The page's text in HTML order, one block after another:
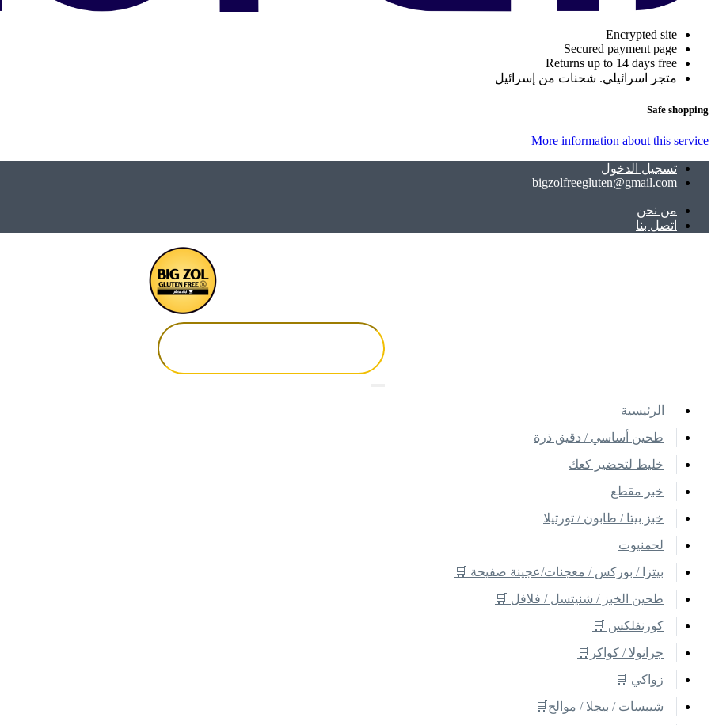
Encrypted site
Secured payment page
Returns up to 14 days free
متجر اسرائيلي. شحنات من إسرائيل
Safe shopping
More information about this service
تسجيل الدخول
bigzolfreegluten@gmail.com
ﻣﻦ ﻧﺤﻦ
اتصل بنا
اﻟﺮﺋﻴﺴﻴﺔ
طحين أساسي / دقيق ذرة
خليط لتحضير كعك
خبر مقطع
خبز بيتا / طابون / تورتيلا
لحمنيوت
بيتزا / بوركس / معجنات/عجينة صفيحة 🛒
طحين الخبز / شنيتسل / فلافل 🛒
كورنفلكس 🛒
جرانولا / كواكر🛒
زواكي 🛒
شيبسات / بيجلا / موالح🛒